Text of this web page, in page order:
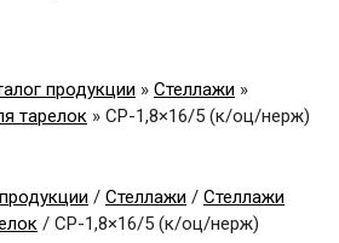
продукции » Стеллажи »
тарелок » СР-1,8×16/5 (к/оц/нерж)
/ Стеллажи / Стеллажи
/ СР-1,8×16/5 (к/оц/нерж)